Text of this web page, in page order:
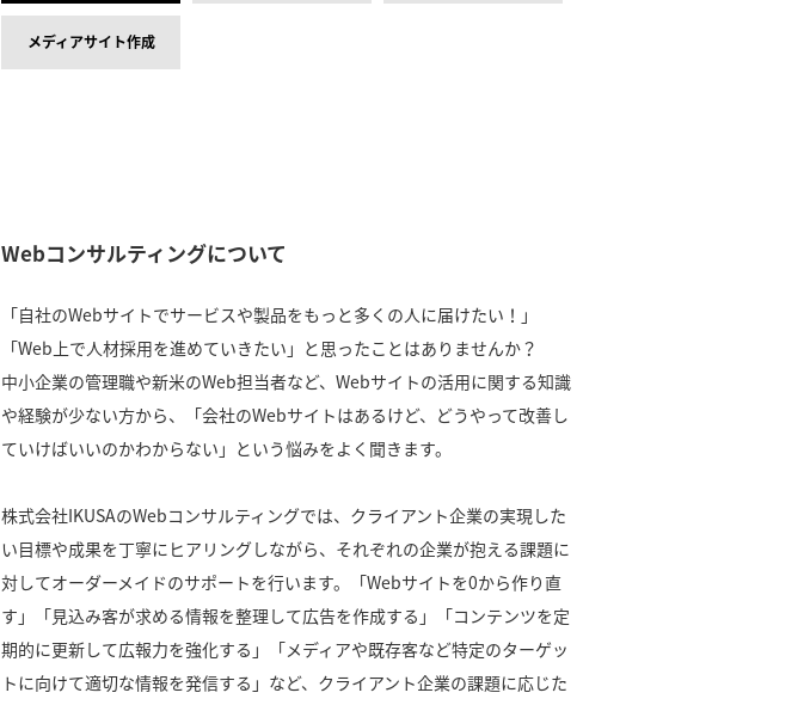
メディアサイト作成
Webコンサルティングについて
「自社のWebサイトでサービスや製品をもっと多くの人に届けたい！」
「Web上で人材採用を進めていきたい」と思ったことはありませんか？
中小企業の管理職や新米のWeb担当者など、Webサイトの活用に関する知識
や経験が少ない方から、「会社のWebサイトはあるけど、どうやって改善し
ていけばいいのかわからない」という悩みをよく聞きます。
株式会社IKUSAのWebコンサルティングでは、クライアント企業の実現した
い目標や成果を丁寧にヒアリングしながら、それぞれの企業が抱える課題に
対してオーダーメイドのサポートを行います。「Webサイトを0から作り直
す」「見込み客が求める情報を整理して広告を作成する」「コンテンツを定
期的に更新して広報力を強化する」「メディアや既存客など特定のターゲッ
トに向けて適切な情報を発信する」など、クライアント企業の課題に応じた